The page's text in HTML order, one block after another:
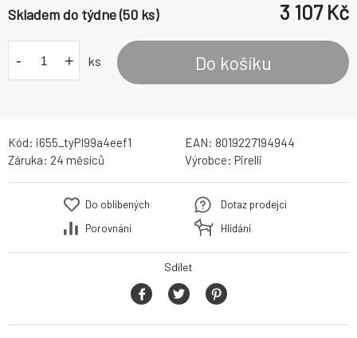
Skladem do týdne (50 ks) 3 107Kč
- + ks Do košíku
Kód: i655_tyPI99a4eef1 EAN: 8019227194944
Záruka: 24 měsíců Výrobce: Pirelli
Do oblíbených
Porovnání
Dotaz prodejci
Hlídání
Sdílet